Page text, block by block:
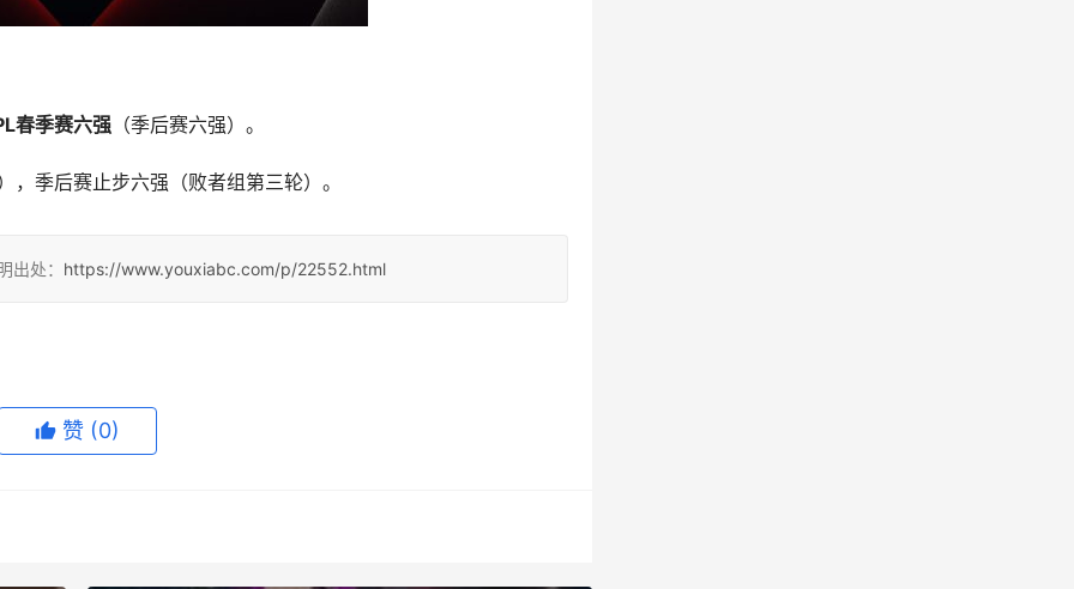
春季赛六强 （季后赛六强）。
，季后赛止步六强（败者组第三轮）。
出处： https://www.youxiabc.com/p/22552.html
赞 (0)